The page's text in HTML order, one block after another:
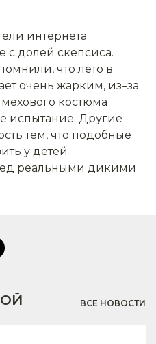
интернета
с долей скепсиса.
что лето в
очень жарким, из–за
костюма
испытание. Другие
тем, что подобные
у детей
реальными дикими
ВСЕ НОВОСТИ